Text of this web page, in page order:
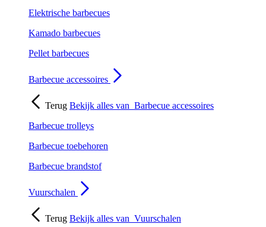
Elektrische barbecues
Kamado barbecues
Pellet barbecues
Barbecue accessoires
Terug Bekijk alles van Barbecue accessoires
Barbecue trolleys
Barbecue toebehoren
Barbecue brandstof
Vuurschalen
Terug Bekijk alles van Vuurschalen